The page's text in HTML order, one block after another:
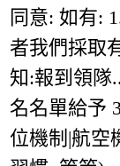
同意: 如有:
者我們採取
知:報到領隊
名名單給予
位機制|航空